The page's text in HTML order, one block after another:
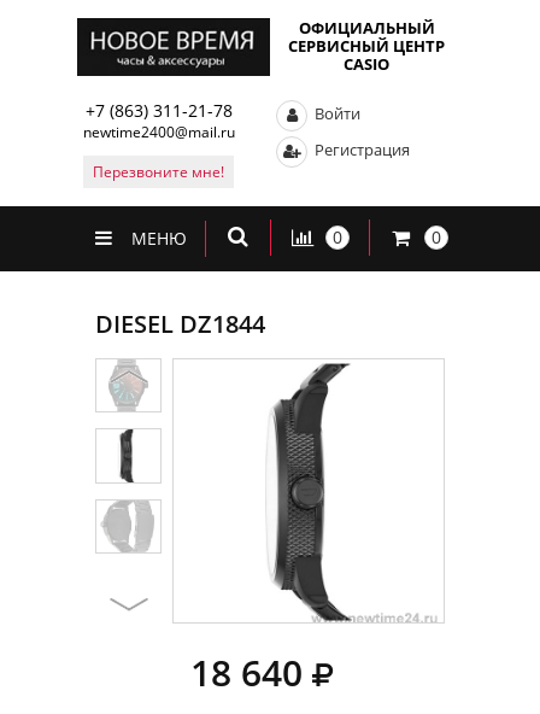
ОФИЦИАЛЬНЫЙ
СЕРВИСНЫЙ ЦЕНТР
CASIO
+7 (863) 311-21-78
newtime2400@mail.ru
Перезвоните мне!
Войти
Регистрация
МЕНЮ 0 0
DIESEL DZ1844
18 640